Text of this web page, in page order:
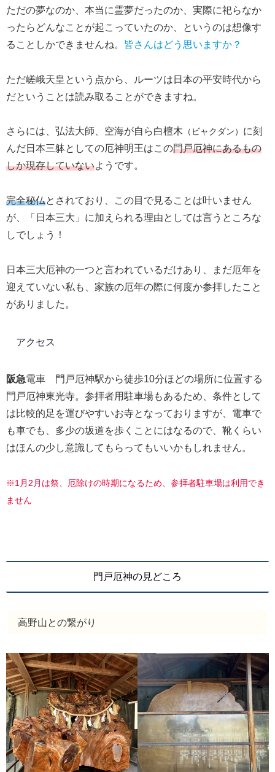
ただの夢なのか、本当に霊夢だったのか、実際に祀らなか
ったらどんなことが起こっていたのか、というのは想像す
ることしかできませんね。 皆さんはどう思いますか？
ただ嵯峨天皇という点から、ルーツは日本の平安時代から
だということは読み取ることができますね。
さらには、弘法大師、空海が自ら白檀木 （ビャクダン） に刻
んだ日本三躰としての厄神明王はこの門戸厄神にあるもの
しか現存していないようです。
完全秘仏とされており、この目で見ることは叶いません
が、「日本三大」に加えられる理由としては言うところな
しでしょう！
日本三大厄神の一つと言われているだけあり、まだ厄年を
迎えていない私も、家族の厄年の際に何度か参拝したこと
がありました。
アクセス
阪急電車 門戸厄神駅から徒歩10分ほどの場所に位置する
門戸厄神東光寺。参拝者用駐車場もあるため、条件として
は比較的足を運びやすいお寺となっておりますが、電車で
も車でも、多少の坂道を歩くことにはなるので、靴くらい
はほんの少し意識してもらってもいいかもしれません。
※1月2月は祭、厄除けの時期になるため、参拝者駐車場は利用でき
ません
門戸厄神の見どころ
高野山との繋がり